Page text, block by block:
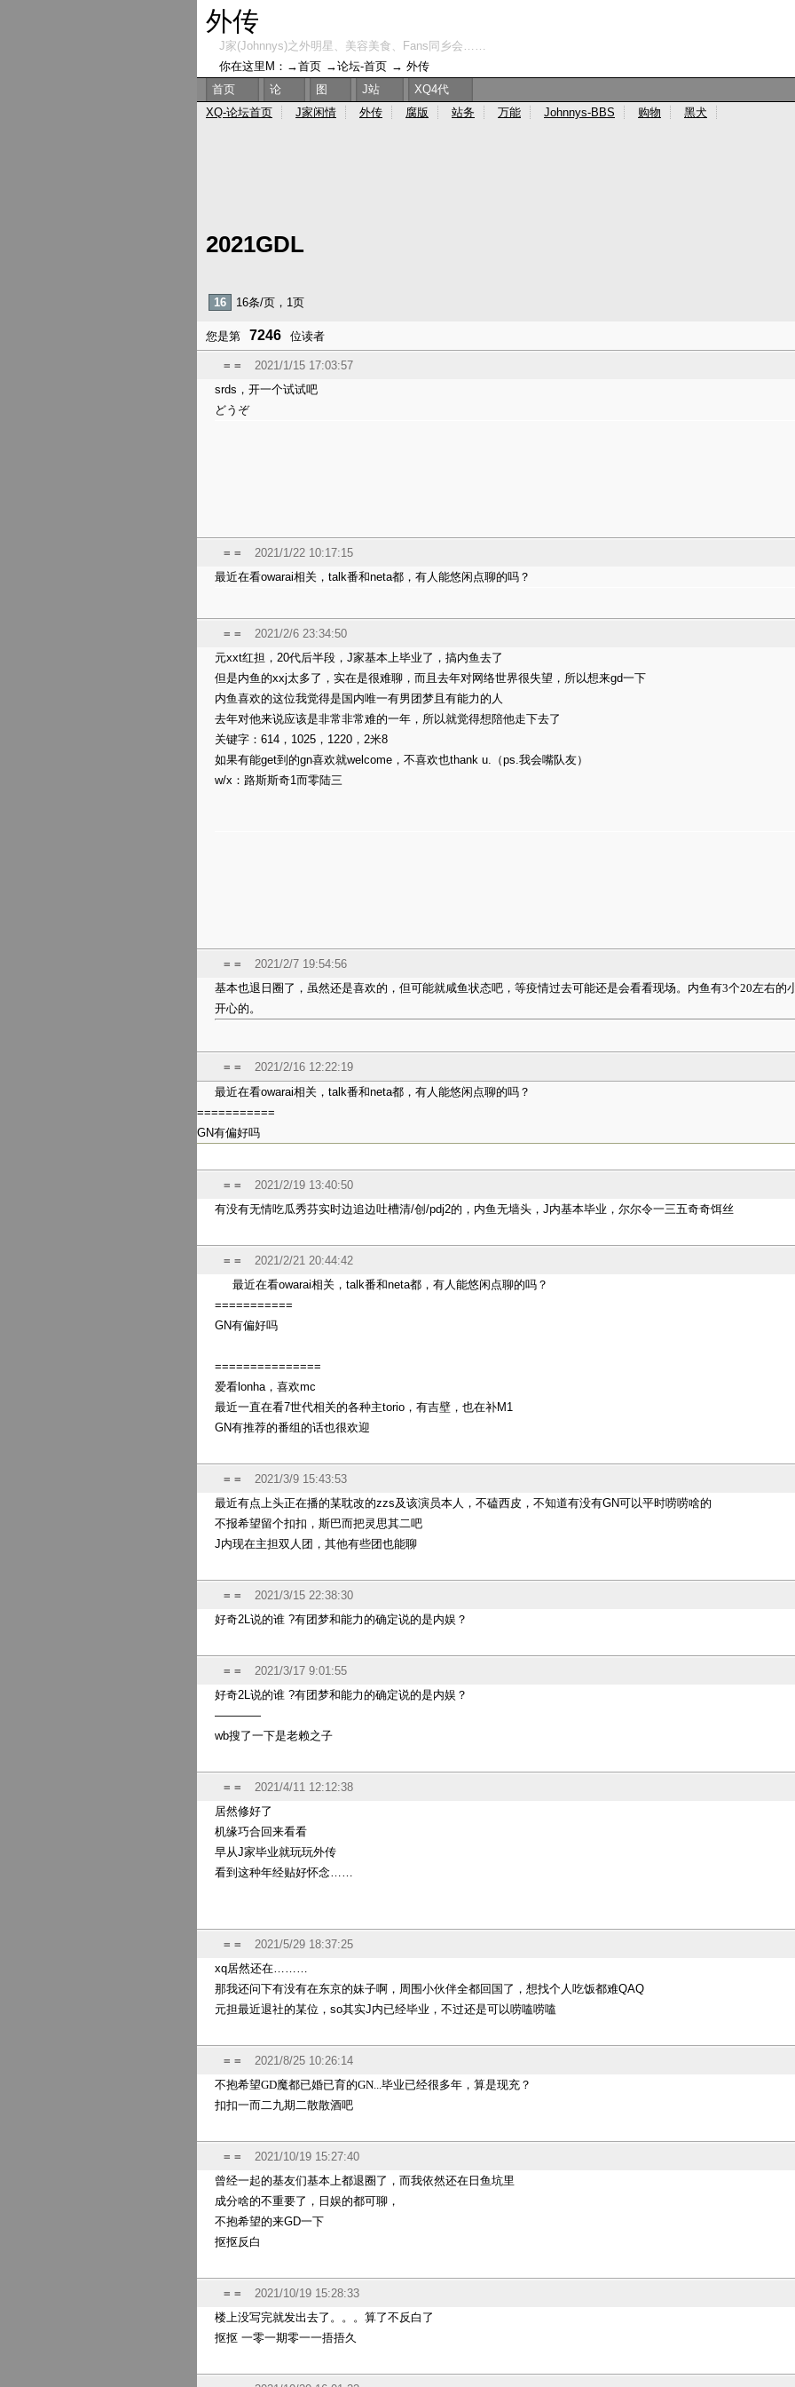
2021GDL
16
16条/页，1页
您是第 7246 位读者
= =
2021/1/15 17:03:57
srds，开一个试试吧
どうぞ
= =
2021/1/22 10:17:15
最近在看owarai相关，talk番和neta都，有人能悠闲点聊的吗？
= =
2021/2/6 23:34:50
元xxt红担，20代后半段，J家基本上毕业了，搞内鱼去了
但是内鱼的xxj太多了，实在是很难聊，而且去年对网络世界很失望，所以想来gd一下
内鱼喜欢的这位我觉得是国内唯一有男团梦且有能力的人
去年对他来说应该是非常非常难的一年，所以就觉得想陪他走下去了
关键字：614，1025，1220，2米8
如果有能get到的gn喜欢就welcome，不喜欢也thank u.（ps.我会嘴队友）
w/x：路斯斯奇1而零陆三
= =
2021/2/7 19:54:56
基本也退日圈了，虽然还是喜欢的，但可能就咸鱼状态吧，等疫情过去可能还是会看看现场。内鱼有3个20左右的
开心的。
= =
2021/2/16 12:22:19
最近在看owarai相关，talk番和neta都，有人能悠闲点聊的吗？
===========
GN有偏好吗
= =
2021/2/19 13:40:50
有没有无情吃瓜秀芬实时边追边吐槽清/创/pdj2的，内鱼无墙头，J内基本毕业，尔尔令一三五奇奇饵丝
= =
2021/2/21 20:44:42
最近在看owarai相关，talk番和neta都，有人能悠闲点聊的吗？
===========
GN有偏好吗
===============
爱看lonha，喜欢mc
最近一直在看7世代相关的各种主torio，有吉壁，也在补M1
GN有推荐的番组的话也很欢迎
= =
2021/3/9 15:43:53
最近有点上头正在播的某耽改的zzs及该演员本人，不磕西皮，不知道有没有GN可以平时唠唠啥的
不报希望留个扣扣，斯巴而把灵思其二吧
J内现在主担双人团，其他有些团也能聊
= =
2021/3/15 22:38:30
好奇2L说的谁 ?有团梦和能力的确定说的是内娱？
= =
2021/3/17 9:01:55
好奇2L说的谁 ?有团梦和能力的确定说的是内娱？
————
wb搜了一下是老赖之子
= =
2021/4/11 12:12:38
居然修好了
机缘巧合回来看看
早从J家毕业就玩玩外传
看到这种年经贴好怀念……
= =
2021/5/29 18:37:25
xq居然还在………
那我还问下有没有在东京的妹子啊，周围小伙伴全都回国了，想找个人吃饭都难QAQ
元担最近退社的某位，so其实J内已经毕业，不过还是可以唠嗑唠嗑
= =
2021/8/25 10:26:14
不抱希望GD魔都已婚已育的GN...毕业已经很多年，算是现充？
扣扣一而二九期二散散酒吧
= =
2021/10/19 15:27:40
曾经一起的基友们基本上都退圈了，而我依然还在日鱼坑里
成分啥的不重要了，日娱的都可聊，
不抱希望的来GD一下
抠抠反白
= =
2021/10/19 15:28:33
楼上没写完就发出去了。。。算了不反白了
抠抠 一零一期零一一捂捂久
外传
J家(Johnnys)之外明星、美容美食、Fans同乡会……
你在这里M：→首页 →论坛-首页 → 外传
首页
论 图 J站
XQ4代
XQ-论坛首页 J家闲情 外传 腐版 站务 万能 Johnnys-BBS 购物 黑犬